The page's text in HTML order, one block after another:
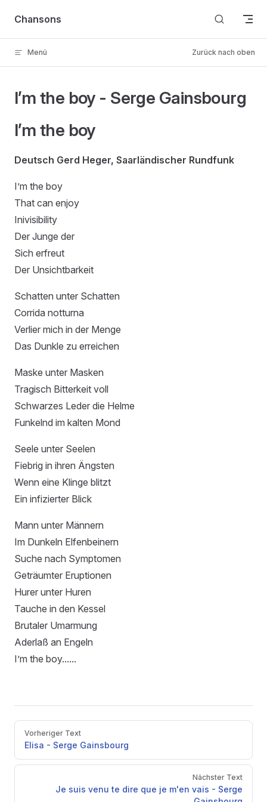
Skip to content
Chansons
Menü Zurück nach oben
I’m the boy - Serge Gainsbourg
I’m the boy
Deutsch Gerd Heger, Saarländischer Rundfunk
I’m the boy
That can enjoy
Inivisibility
Der Junge der
Sich erfreut
Der Unsichtbarkeit
Schatten unter Schatten
Corrida notturna
Verlier mich in der Menge
Das Dunkle zu erreichen
Maske unter Masken
Tragisch Bitterkeit voll
Schwarzes Leder die Helme
Funkelnd im kalten Mond
Seele unter Seelen
Fiebrig in ihren Ängsten
Wenn eine Klinge blitzt
Ein infizierter Blick
Mann unter Männern
Im Dunkeln Elfenbeinern
Suche nach Symptomen
Geträumter Eruptionen
Hurer unter Huren
Tauche in den Kessel
Brutaler Umarmung
Aderlaß an Engeln
I’m the boy......
Pager
Vorheriger Text
Elisa - Serge Gainsbourg
Nächster Text
Je suis venu te dire que je m'en vais - Serge